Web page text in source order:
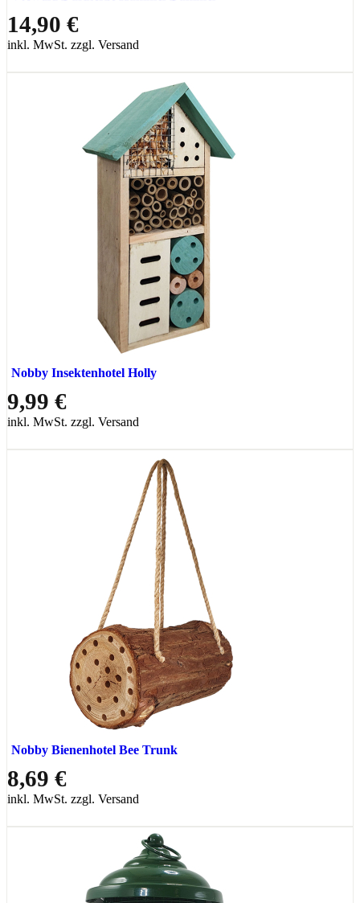
14,90 €
inkl. MwSt. zzgl. Versand
Nobby Insektenhotel Holly
9,99 €
inkl. MwSt. zzgl. Versand
Nobby Bienenhotel Bee Trunk
8,69 €
inkl. MwSt. zzgl. Versand